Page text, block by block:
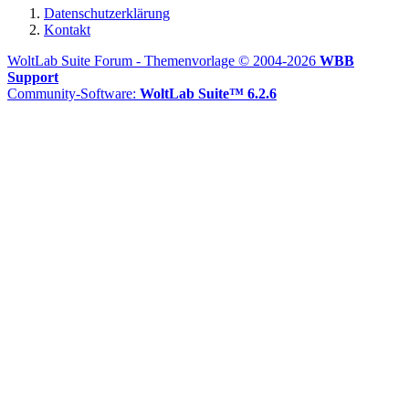
Datenschutzerklärung
Kontakt
WoltLab Suite Forum - Themenvorlage © 2004-2026 WBB
Support
Community-Software: WoltLab Suite™ 6.2.6